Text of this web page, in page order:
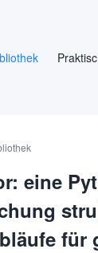
eine
für